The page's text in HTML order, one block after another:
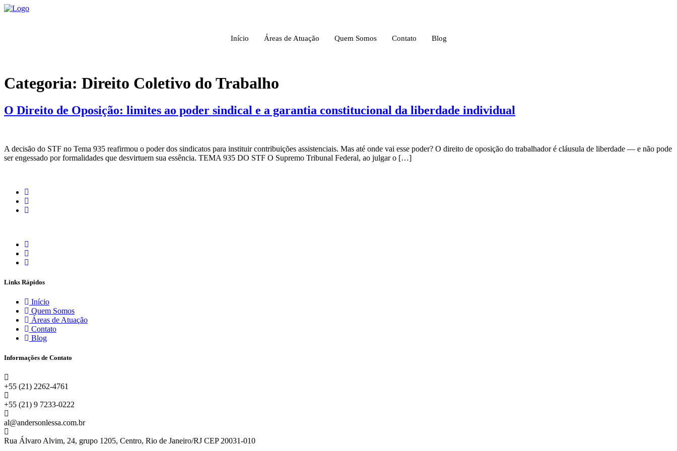
Ir
Início Áreas de Atuação Quem Somos Contato Blog
Categoria: Direito Coletivo do Trabalho
O Direito de Oposição: limites ao poder sindical e a garantia constitucional da liberdade individual
A decisão do STF no Tema 935 reafirmou o poder dos sindicatos para instituir contribuições assistenciais. Mas até onde vai esse poder? O direito de oposição do trabalhador é cláusula de liberdade — e não pode
ser engessado por formalidades que desvirtuem sua essência. TEMA 935 DO STF O Supremo Tribunal Federal, ao julgar o […]
Links Rápidos
Início
Quem Somos
Áreas de Atuação
Contato
Blog
Informações de Contato
+55 (21) 2262-4761
+55 (21) 9 7233-0222
al@andersonlessa.com.br
Rua Álvaro Alvim, 24, grupo 1205, Centro, Rio de Janeiro/RJ CEP 20031-010